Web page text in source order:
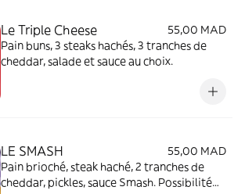
Le Triple Cheese
55,00 MAD
Pain buns, 3 steaks hachés, 3 tranches de
cheddar, salade et sauce au choix.
LE SMASH
55,00 MAD
Pain brioché, steak haché, 2 tranches de
cheddar, pickles, sauce Smash. Possibilité